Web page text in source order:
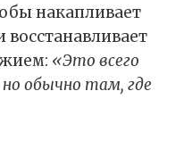
накапливает
восстанавливает
«Это всего
обычно там, где